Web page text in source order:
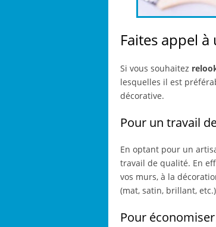
Faites appel
Si vous souhaitez
lesquelles il est
décorative.
Pour un travail
En optant pour un
travail de qualité. En
vos murs, à la
(mat, satin, brillant,
Pour